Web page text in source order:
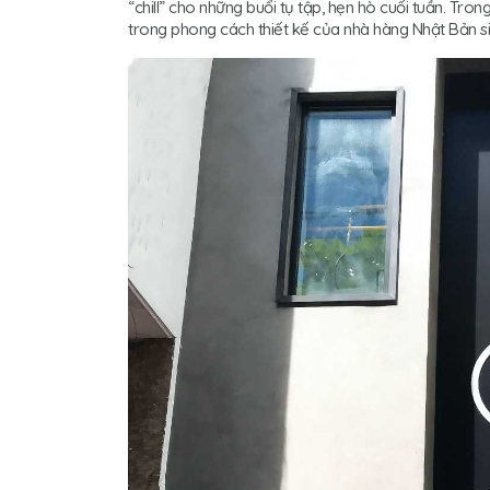
“chill” cho những buổi tụ tập, hẹn hò cuối tuần.
trong phong cách thiết kế của nhà hàng Nhật Bản